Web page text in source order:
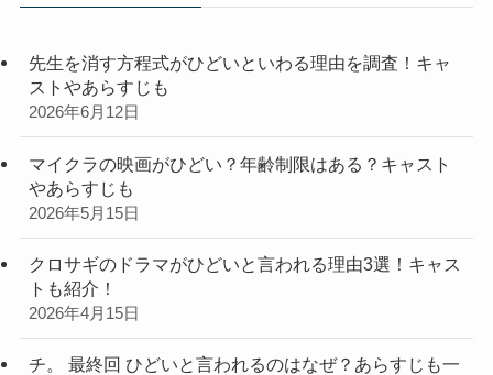
先生を消す方程式がひどいといわる理由を調査！キャ
ストやあらすじも
2026年6月12日
マイクラの映画がひどい？年齢制限はある？キャスト
やあらすじも
2026年5月15日
クロサギのドラマがひどいと言われる理由3選！キャス
トも紹介！
2026年4月15日
チ。 最終回 ひどいと言われるのはなぜ？あらすじも一